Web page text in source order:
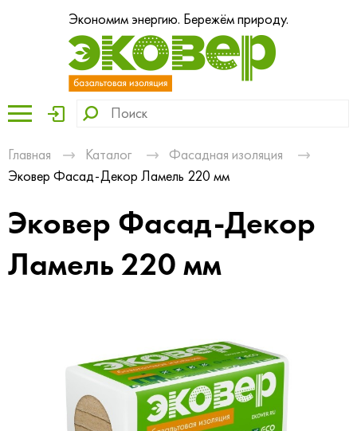
Экономим энергию. Бережём природу.
Главная Каталог
Фасадная изоляция
Эковер Фасад-Декор Ламель 220 мм
Эковер Фасад-Декор
Ламель 220 мм